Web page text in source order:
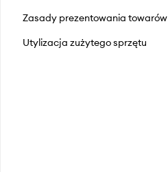
Zasady prezentowania towarów
Utylizacja zużytego sprzętu